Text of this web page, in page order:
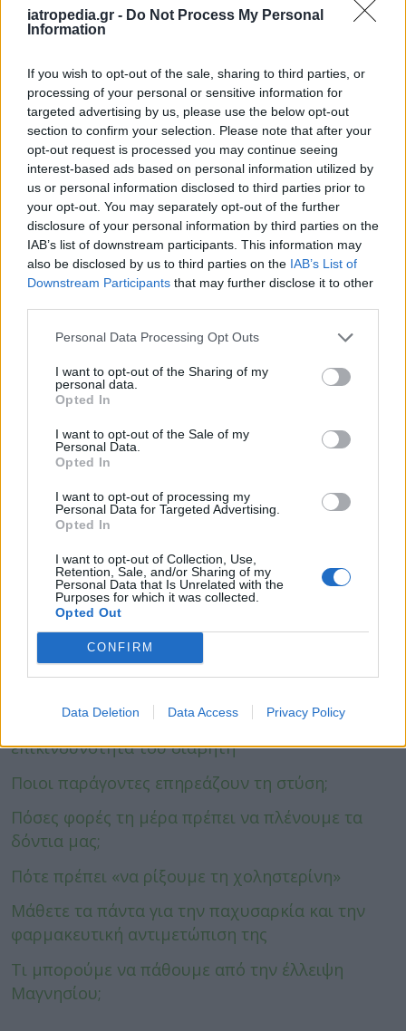
iatropedia.gr - Do Not Process My Personal
Information
If you wish to opt-out of the sale, sharing to third parties, or
processing of your personal or sensitive information for
targeted advertising by us, please use the below opt-out
section to confirm your selection. Please note that after your
opt-out request is processed you may continue seeing
interest-based ads based on personal information utilized by
us or personal information disclosed to third parties prior to
your opt-out. You may separately opt-out of the further
disclosure of your personal information by third parties on the
IAB’s list of downstream participants. This information may
also be disclosed by us to third parties on the IAB’s List of
Downstream Participants that may further disclose it to other
Personal Data Processing Opt Outs
I want to opt-out of the Sharing of my
personal data.
Opted In
I want to opt-out of the Sale of my
Personal Data.
Opted In
I want to opt-out of processing my
Personal Data for Targeted Advertising.
Opted In
I want to opt-out of Collection, Use,
Retention, Sale, and/or Sharing of my
Personal Data that Is Unrelated with the
Purposes for which it was collected.
Opted Out
CONFIRM
Data Deletion Data Access Privacy Policy
Σε διαβητικούς ασθενείς όπου δεν έγινε ή
περιπτώσεις μη καλής ρύθμισης του σακχάρου,
μπορεί να προκληθούν βλάβες (όπως
αποκόλληση αμφιβληστροειδούς) για τις οποίες
θα χρειασθεί χειρουργική επέμβαση, η οποία
ονομάζεται υαλοϋδεκτομή. Κατά τη διάρκεια της
επέμβασης μπορεί να διενεργηθεί
συμπληρωματικά laser, ενώ σε ορισμένους
ασθενείς γίνεται ένθεση στον οφθαλμό, ειδικών
αερίων ή σιλικόνης. Οι θεραπείες που
αναφέρθηκαν, παρουσιάζονται ενδεικτικά στην
εικόνα 4.
Συμπερασματικά, η καλή ρύθμιση του σακχάρου
και ο τακτικός έλεγχος των ματιών σας σύμφωνα
με τις οδηγίες του οφθαλμιάτρου σας, μπορεί να
επιβραδύνουν και κυρίως να αποτρέψουν σε
σας επιπλοκές που σχετίζονται με τον
σακχαρώδη διαβήτη.
Αρχιμήδης Β. Κοσκοσάς
Χειρουργός Οφθαλμίατρος, Διδάκτωρ
Αριστοτέλειου Πανεπιστημίου Θεσσαλονίκης.
arkoskosas@gmail.com
10 πράγματα που δεν ξέρετε για την
επικινδυνότητα του διαβήτη
Ποιοι παράγοντες επηρεάζουν τη στύση;
Πόσες φορές τη μέρα πρέπει να πλένουμε τα
δόντια μας;
Πότε πρέπει «να ρίξουμε τη χοληστερίνη»
Μάθετε τα πάντα για την παχυσαρκία και την
φαρμακευτική αντιμετώπιση της
Τι μπορούμε να πάθουμε από την έλλειψη
Μαγνησίου;